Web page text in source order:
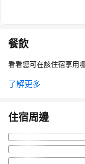
餐飲
看看您可在該住宿享用
了解更多
住宿周邊